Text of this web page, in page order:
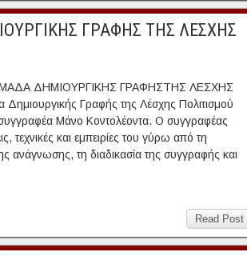
ΓΡΑΦΗΣ ΤΗΣ ΛΕΣΧΗΣ
ΔΗΜΙΟΥΡΓΙΚΗΣ ΓΡΑΦΗΣΤΗΣ ΛΕΣΧΗΣ
Γραφής της Λέσχης Πολιτισμού
Μάνο Κοντολέοντα. Ο συγγραφέας
τεχνικές και εμπειρίες του γύρω από τη
ανάγνωσης, τη διαδικασία της συγγραφής και
Read Post